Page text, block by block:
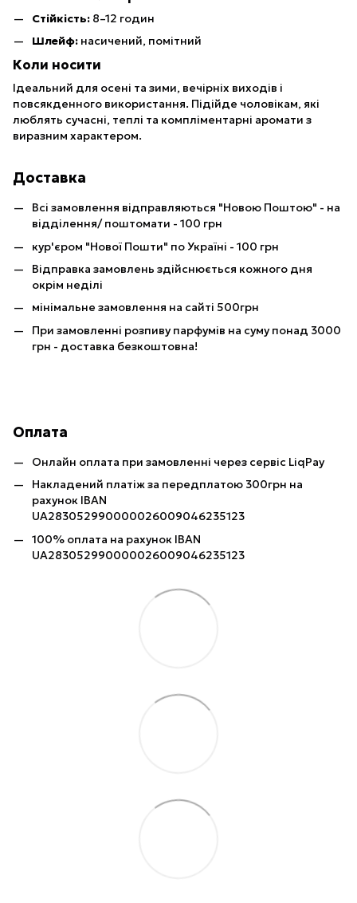
Стійкість: 8–12 годин
Шлейф: насичений, помітний
Коли носити
Ідеальний для осені та зими, вечірніх виходів і
повсякденного використання. Підійде чоловікам, які
люблять сучасні, теплі та компліментарні аромати з
виразним характером.
Доставка
Всі замовлення відправляються "Новою Поштою" - на
відділення/ поштомати - 100 грн
кур'єром "Нової Пошти" по Україні - 100 грн
Відправка замовлень здійснюється кожного дня
окрім неділі
мінімальне замовлення на сайті 500грн
При замовленні розпиву парфумів на суму понад 3000
грн - доставка безкоштовна!
Оплата
Онлайн оплата при замовленні через сервіс LiqPay
Накладений платіж за передплатою 300грн на
рахунок IBAN
UA283052990000026009046235123
100% оплата на рахунок IBAN
UA283052990000026009046235123